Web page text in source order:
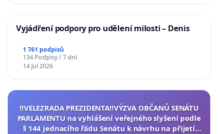
Vyjádření podpory pro udělení milosti – Denis
1 761 podpisů
134 Podpisy / 7 dní
14 Jul 2026
‼️VELEZRADA PREZIDENTA‼️VÝZVA OBČANŮ SENÁTU
PARLAMENTU na vyhlášení veřejného slyšení podle
§ 144 jednacího řádu Senátu k návrhu na přijetí